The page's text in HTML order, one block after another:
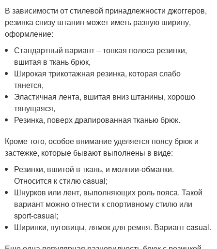
В зависимости от стилевой принадлежности джоггеров,
резинка снизу штанин может иметь разную ширину,
оформление:
Стандартный вариант – тонкая полоса резинки,
вшитая в ткань брюк,
Широкая трикотажная резинка, которая слабо
тянется,
Эластичная лента, вшитая вниз штанины, хорошо
тянущаяся,
Резинка, поверх драпированная тканью брюк.
Кроме того, особое внимание уделяется поясу брюк и
застежке, которые бывают выполнены в виде:
Резинки, вшитой в ткань, и молнии-обманки.
Относится к стилю casual;
Шнурков или лент, выполняющих роль пояса. Такой
вариант можно отнести к спортивному стилю или
sport-casual;
Ширинки, пуговицы, лямок для ремня. Вариант casual.